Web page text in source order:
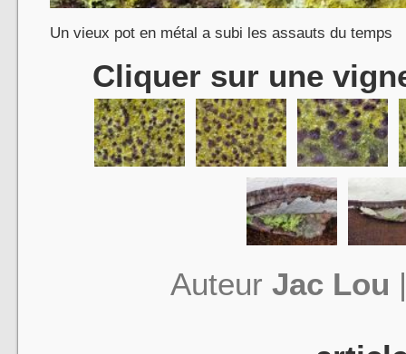
Un vieux pot en métal a subi les assauts du temps
Cliquer sur une
Auteur Jac Lou